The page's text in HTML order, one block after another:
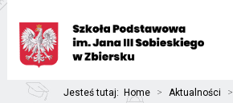
Jesteś tutaj: Home > Aktualności >